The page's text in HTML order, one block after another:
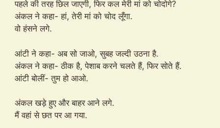
पहले की तरह छिल जाएगी, फिर कल मेरी मां को चोदोगे?
अंकल ने कहा- हां, तेरी मां को चोद लूँगा.
वो हंसने लगे.
आंटी ने कहा- अब सो जाओ, सुबह जल्दी उठना है.
अंकल ने कहा- ठीक है, पेशाब करने चलते हैं, फिर सोते हैं.
आंटी बोलीं- तुम हो आओ.
अंकल खड़े हुए और बाहर आने लगे.
मैं वहां से छत पर आ गया.